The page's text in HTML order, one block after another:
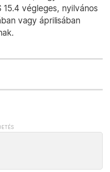
végleges, nyilvános
vagy áprilisában